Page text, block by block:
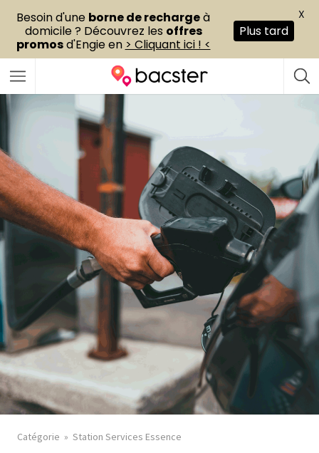
Catégorie Station Services Essence
Besoin d'une borne de rechargeà
domicile ? Découvrez les offres
promosd'Engie en > Cliquant ici ! <
Plus tard
X